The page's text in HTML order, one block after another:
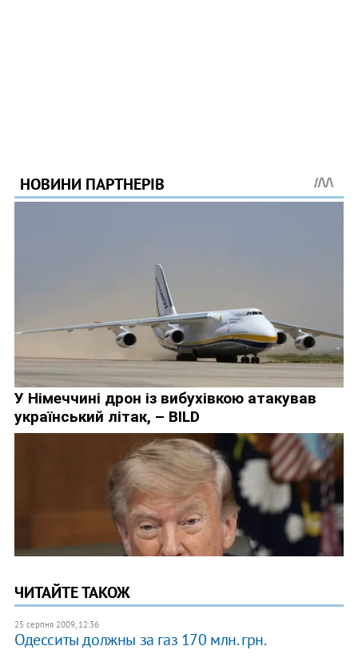
ЧИТАЙТЕ ТАКОЖ
25 серпня 2009, 12:36
Одесситы должны за газ 170 млн. грн.